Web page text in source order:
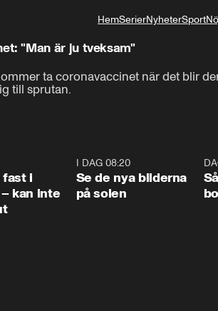
HemSerierNyheterSport
"Man är ju tveksam"
ta coronavaccinet när det blir
till sprutan.
fast i
kan inte
I DAG 08:20
Se de nya bilderna
på solen